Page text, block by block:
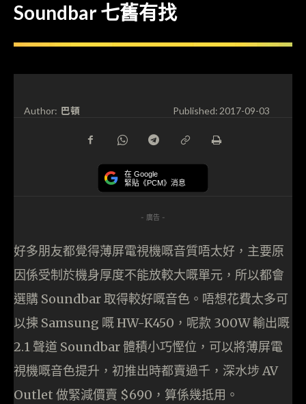
Soundbar 七舊有找
Author: 巴頓 Published:2017-09-03
在 Google
緊貼《PCM》消息
- 廣告 -
好多朋友都覺得薄屏電視機嘅音質唔太好，主要原
因係受制於機身厚度不能放較大嘅單元，所以都會
選購 Soundbar 取得較好嘅音色。唔想花費太多可
以揀 Samsung 嘅 HW-K450，呢款 300W 輸出嘅
2.1 聲道 Soundbar 體積小巧慳位，可以將薄屏電
視機嘅音色提升，初推出時都賣過千，深水埗 AV
Outlet 做緊減價賣 $690，算係幾抵用。